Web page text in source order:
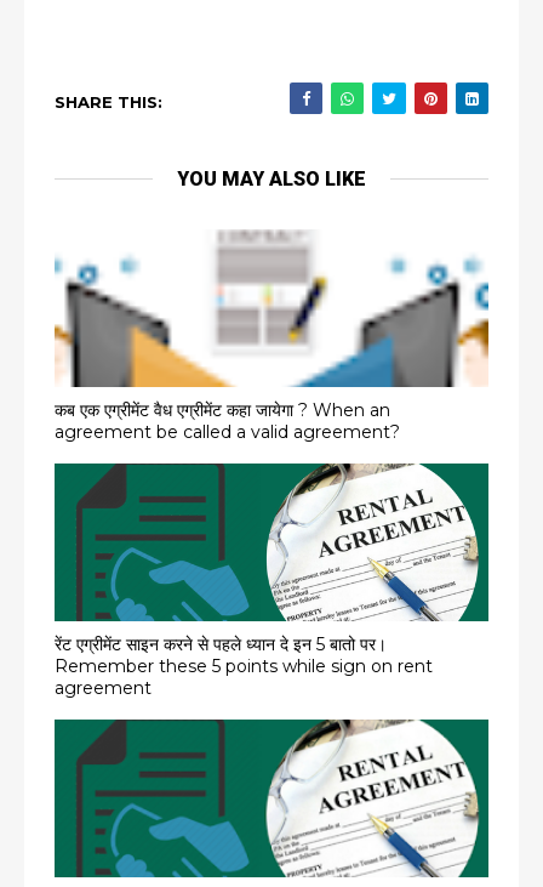
SHARE THIS:
YOU MAY ALSO LIKE
कब एक एग्रीमेंट वैध एग्रीमेंट कहा जायेगा ? When an
agreement be called a valid agreement?
रेंट एग्रीमेंट साइन करने से पहले ध्यान दे इन 5 बातो पर।
Remember these 5 points while sign on rent
agreement